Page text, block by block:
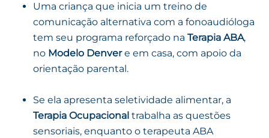
Uma criança que inicia um treino de
comunicação alternativa com a fonoaudióloga
tem seu programa reforçado na Terapia ABA,
no Modelo Denvere em casa, com apoio da
orientação parental.
Se ela apresenta seletividade alimentar, a
Terapia Ocupacional trabalha as questões
sensoriais, enquanto o terapeuta ABA